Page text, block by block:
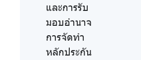
และการรับ
มอบอำนาจ
การจัดทำ
หลักประกัน